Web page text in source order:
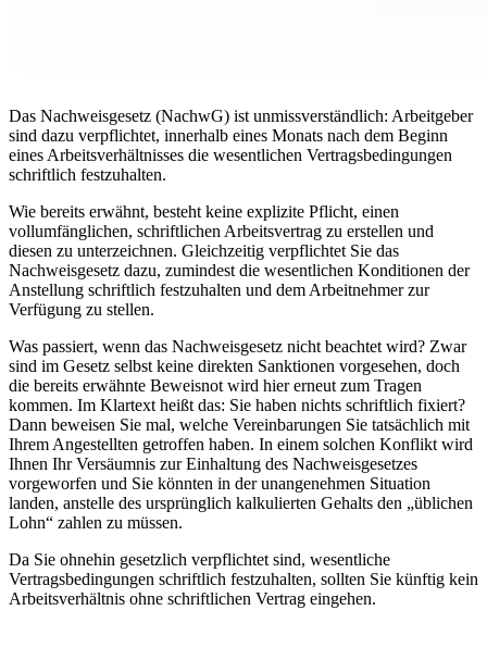
Das Nachweisgesetz (NachwG) ist unmissverständlich: Arbeitgeber
sind dazu verpflichtet, innerhalb eines Monats nach dem Beginn
eines Arbeitsverhältnisses die wesentlichen Vertragsbedingungen
schriftlich festzuhalten.
Wie bereits erwähnt, besteht keine explizite Pflicht, einen
vollumfänglichen, schriftlichen Arbeitsvertrag zu erstellen und
diesen zu unterzeichnen. Gleichzeitig verpflichtet Sie das
Nachweisgesetz dazu, zumindest die wesentlichen Konditionen der
Anstellung schriftlich festzuhalten und dem Arbeitnehmer zur
Verfügung zu stellen.
Was passiert, wenn das Nachweisgesetz nicht beachtet wird? Zwar
sind im Gesetz selbst keine direkten Sanktionen vorgesehen, doch
die bereits erwähnte Beweisnot wird hier erneut zum Tragen
kommen. Im Klartext heißt das: Sie haben nichts schriftlich fixiert?
Dann beweisen Sie mal, welche Vereinbarungen Sie tatsächlich mit
Ihrem Angestellten getroffen haben. In einem solchen Konflikt wird
Ihnen Ihr Versäumnis zur Einhaltung des Nachweisgesetzes
vorgeworfen und Sie könnten in der unangenehmen Situation
landen, anstelle des ursprünglich kalkulierten Gehalts den „üblichen
Lohn“ zahlen zu müssen.
Da Sie ohnehin gesetzlich verpflichtet sind, wesentliche
Vertragsbedingungen schriftlich festzuhalten, sollten Sie künftig kein
Arbeitsverhältnis ohne schriftlichen Vertrag eingehen.